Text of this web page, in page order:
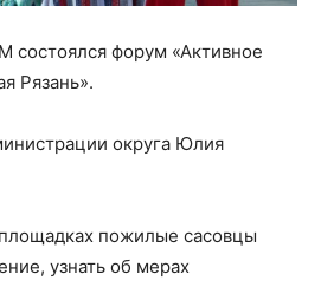
состоялся форум «Активное
Рязань».
округа Юлия
пожилые сасовцы
узнать об мерах